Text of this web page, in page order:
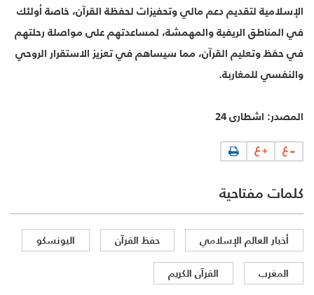
الإسلامية لتقديم دعم مالي وتحفيزات لحفظة القرآن، خاصة أولئك
في المناطق الريفية والمهمشة، لمساعدتهم على مواصلة رحلتهم
في حفظ وتعليم القرآن، مما سيساهم في تعزيز الاستقرار الروحي
والنفسي للمغاربة.
المصدر:‌ اشطاری 24
كلمات مفتاحية
أخبار العالم الإسلامي حفظ القرآن
اليونسكو
المغرب
القرآن الكريم